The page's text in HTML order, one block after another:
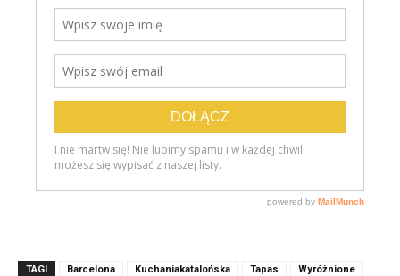
TAGI Barcelona Kuchaniakatalońska Tapas Wyróżnione